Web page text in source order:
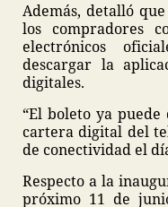
Además, detalló
los compradores
electrónicos
descargar la
digitales.
“El boleto ya
cartera digital del
de conectividad el
Respecto a la
próximo 11 de